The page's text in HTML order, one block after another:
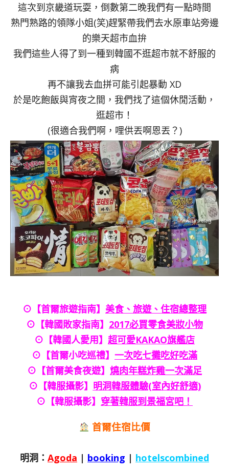
這次到京畿道玩耍，倒數第二晚我們有一點時間
熟門熟路的領隊小姐(笑)趕緊帶我們去水原車站旁邊
的樂天超市血拚
我們這些人得了到一種到韓國不逛超市就不舒服的
病
再不讓我去血拼可能引起暴動 XD
於是吃飽飯與宵夜之間，我們找了這個休閒活動，
逛超市！
(很適合我們啊，哩供丟啊恩丟？)
⊙【首爾旅遊指南】 美食、旅遊、住宿總整理
⊙【韓國敗家指南】 2017必買零食美妝小物
⊙【韓國人愛用】 超可愛KAKAO旗艦店
⊙【首爾小吃巡禮】 一次吃七攤吃好吃滿
⊙【首爾美食夜遊】 燒肉年糕炸雞一次滿足
⊙【韓服攝影】 明洞韓服體驗(室內好舒適)
⊙【韓服攝影】 穿著韓服到景福宮吧！
首爾住宿比價
明洞： Agoda | booking | hotelscombined